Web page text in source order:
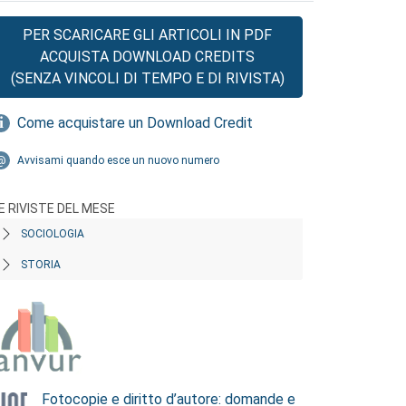
PER SCARICARE GLI ARTICOLI IN PDF
ACQUISTA DOWNLOAD CREDITS
(SENZA VINCOLI DI TEMPO E DI RIVISTA)
Come acquistare un Download Credit
Avvisami quando esce un nuovo numero
RIVISTE DEL MESE
SOCIOLOGIA
STORIA
Fotocopie e diritto d’autore: domande e